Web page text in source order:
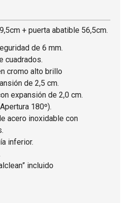
+ puerta abatible 56,5cm.
de 6 mm.
cuadrados.
cromo alto brillo
de 2,5 cm.
expansión de 2,0 cm.
180º).
acero inoxidable con
inferior.
incluido